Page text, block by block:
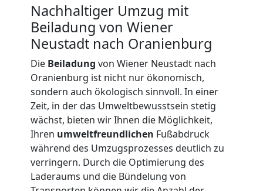
Nachhaltiger Umzug mit
Beiladung von Wiener
Neustadt nach Oranienburg
Die Beiladung von Wiener Neustadt nach
Oranienburg ist nicht nur ökonomisch,
sondern auch ökologisch sinnvoll. In einer
Zeit, in der das Umweltbewusstsein stetig
wächst, bieten wir Ihnen die Möglichkeit,
Ihren umweltfreundlichen Fußabdruck
während des Umzugsprozesses deutlich zu
verringern. Durch die Optimierung des
Laderaums und die Bündelung von
Neustadt
Kunsttransport
Wiener
Neustadt
Umzug